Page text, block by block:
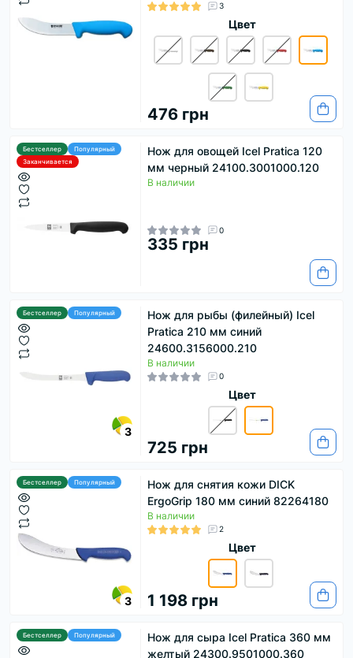
3
Цвет
476 грн
Бестселлер
Популярный
Заканчивается
Нож для овощей Icel Pratica 120
мм черный 24100.3001000.120
В наличии
0
335 грн
Бестселлер Популярный
3
Нож для рыбы (филейный) Icel
Pratica 210 мм синий
24600.3156000.210
В наличии
0
Цвет
725 грн
Бестселлер Популярный
3
Нож для снятия кожи DICK
ErgoGrip 180 мм синий 82264180
В наличии
2
Цвет
1 198 грн
Бестселлер Популярный
Нож для сыра Icel Pratica 360 мм
желтый 24300.9501000.360